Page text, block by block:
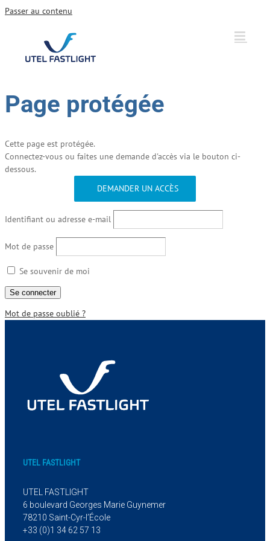
Passer au contenu
Page protégée
Cette page est protégée.
Connectez-vous ou faites une demande d'accès via le bouton ci-
dessous.
DEMANDER UN ACCÈS
Identifiant ou adresse e-mail
Mot de passe
Se souvenir de moi
Mot de passe oublié ?
UTEL FASTLIGHT
UTEL FASTLIGHT
6 boulevard Georges Marie Guynemer
78210 Saint-Cyr-l’École
+33 (0)1 34 62 57 13